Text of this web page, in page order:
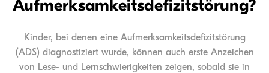
Aufmerksamkeitsdefizitstörung?
Kinder, bei denen eine Aufmerksamkeitsdefizitstörung
(ADS) diagnostiziert wurde, können auch erste Anzeichen
von Lese- und Lernschwierigkeiten zeigen, sobald sie in